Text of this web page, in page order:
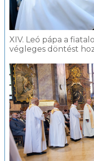
XIV. Leó pápa a
végleges döntést